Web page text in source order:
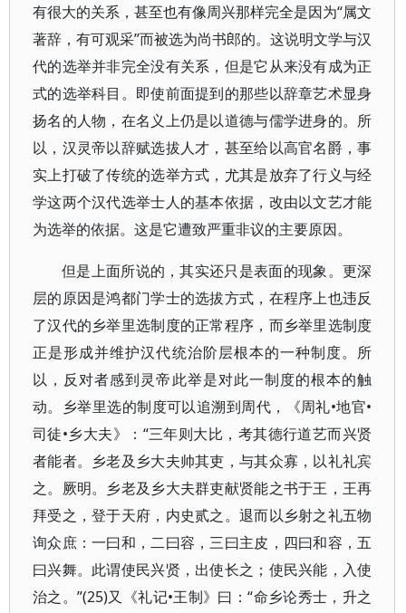
有很大的关系，甚至也有像周兴那样完全是因为“属文
著辞，有可观采”而被选为尚书郎的。这说明文学与汉
代的选举并非完全没有关系，但是它从来没有成为正
式的选举科目。即使前面提到的那些以辞章艺术显身
扬名的人物，在名义上仍是以道德与儒学进身的。所
以，汉灵帝以辞赋选拔人才，甚至给以高官名爵，事
实上打破了传统的选举方式，尤其是放弃了行义与经
学这两个汉代选举士人的基本依据，改由以文艺才能
为选举的依据。这是它遭致严重非议的主要原因。
但是上面所说的，其实还只是表面的现象。更深
层的原因是鸿都门学士的选拔方式，在程序上也违反
了汉代的乡举里选制度的正常程序，而乡举里选制度
正是形成并维护汉代统治阶层根本的一种制度。所
以，反对者感到灵帝此举是对此一制度的根本的触
动。乡举里选的制度可以追溯到周代，《周礼•地官•
司徒•乡大夫》：“三年则大比，考其德行道艺而兴贤
者能者。乡老及乡大夫帅其吏，与其众寡，以礼礼宾
之。厥明。乡老及乡大夫群吏献贤能之书于王，王再
拜受之，登于天府，内史贰之。退而以乡射之礼五物
询众庶：一曰和，二曰容，三曰主皮，四曰和容，五
曰兴舞。此谓使民兴贤，出使长之；使民兴能，入使
治之。”(25)又《礼记•王制》曰：“命乡论秀士，升之